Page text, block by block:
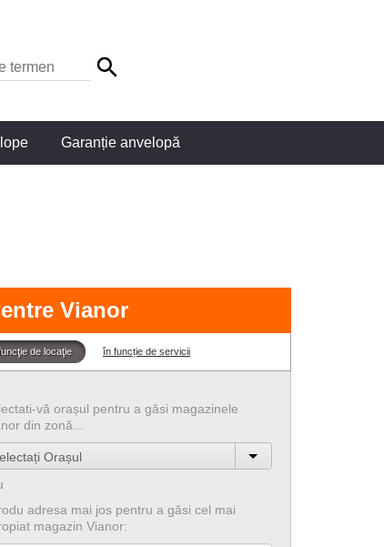
Garanție anvelopă
Vianor
de locaţie în funcție de servicii
vă orașul pentru a găsi magazinele
din zonă...
Orașul
adresa mai jos pentru a găsi cel mai
magazin Vianor: